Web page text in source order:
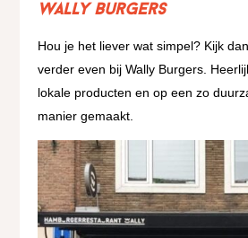
Wally Burgers
Hou je het liever wat simpel? Kijk
verder even bij Wally Burgers.
lokale producten en op een zo
manier gemaakt.